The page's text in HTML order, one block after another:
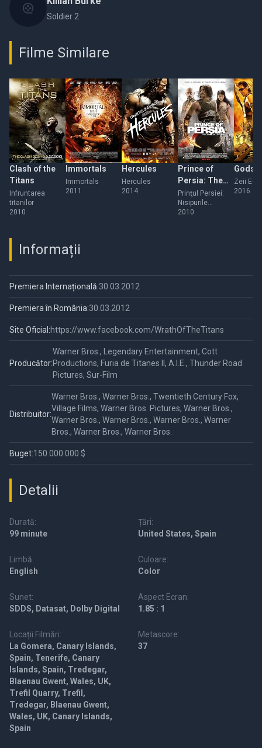
Soldier 2
Filme Similare
Clash of the
Titans
Infruntarea
titanilor
2010
Immortals
Immortals
2011
Hercules
Hercules
2014
Prince of
Persia: The
Sands of
Time
Prinţul Persiei:
Nisipurile
timpului
2010
Gods
Zeii
2016
Informații
Premiera Internațională:30.03.2012
Premiera în România:30.03.2012
Site Oficial:https://www.facebook.com/WrathOfTheTitans
Producător:
Warner Bros., Legendary Entertainment, Cott
Productions, Furia de Titanes II, A.I.E., Thunder Road
Pictures, Sur-Film
Distribuitor:
Warner Bros., Warner Bros., Twentieth Century Fox,
Village Films, Warner Bros. Pictures, Warner Bros.,
Warner Bros., Warner Bros., Warner Bros., Warner
Bros., Warner Bros., Warner Bros.
Buget:150.000.000 $
Detalii
Durată:
99 minute
Țări:
United States, Spain
Limbă:
English
Culoare:
Color
Sunet:
SDDS, Datasat, Dolby Digital
Aspect Ecran:
1.85 : 1
Locații Filmări:
La Gomera, Canary Islands,
Spain, Tenerife, Canary
Islands, Spain, Tredegar,
Blaenau Gwent, Wales, UK,
Trefil Quarry, Trefil,
Tredegar, Blaenau Gwent,
Wales, UK, Canary Islands,
Spain
Metascore:
37